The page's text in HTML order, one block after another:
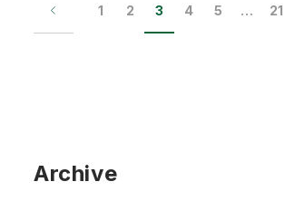
1 2 3 4 5 … 21
Archive